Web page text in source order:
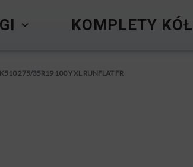
KOMPLETY KÓŁ
275/35R19 100 Y XL RUNFLAT FR